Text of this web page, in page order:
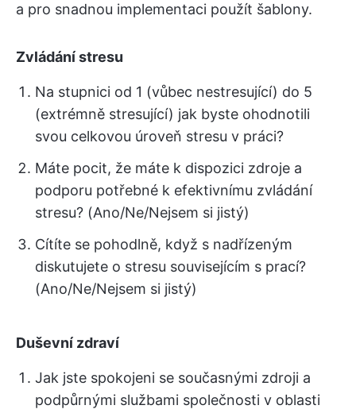
a pro snadnou implementaci použít šablony.
Zvládání stresu
Na stupnici od 1 (vůbec nestresující) do 5
(extrémně stresující) jak byste ohodnotili
svou celkovou úroveň stresu v práci?
Máte pocit, že máte k dispozici zdroje a
podporu potřebné k efektivnímu zvládání
stresu? (Ano/Ne/Nejsem si jistý)
Cítíte se pohodlně, když s nadřízeným
diskutujete o stresu souvisejícím s prací?
(Ano/Ne/Nejsem si jistý)
Duševní zdraví
Jak jste spokojeni se současnými zdroji a
podpůrnými službami společnosti v oblasti